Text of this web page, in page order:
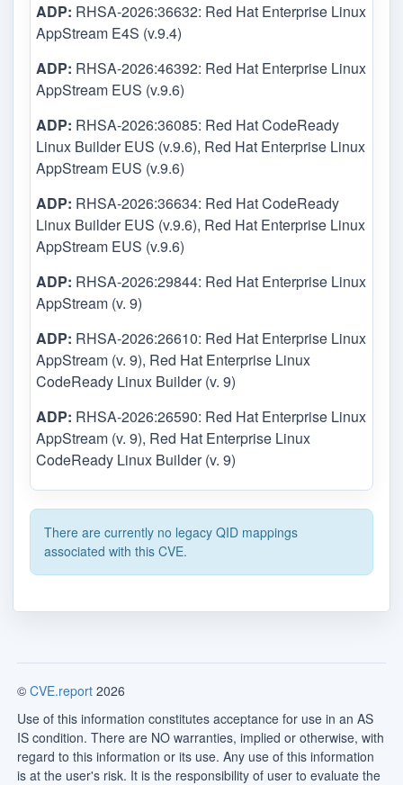
ADP: RHSA-2026:36632: Red Hat Enterprise Linux
AppStream E4S (v.9.4)
ADP: RHSA-2026:46392: Red Hat Enterprise Linux
AppStream EUS (v.9.6)
ADP: RHSA-2026:36085: Red Hat CodeReady
Linux Builder EUS (v.9.6), Red Hat Enterprise Linux
AppStream EUS (v.9.6)
ADP: RHSA-2026:36634: Red Hat CodeReady
Linux Builder EUS (v.9.6), Red Hat Enterprise Linux
AppStream EUS (v.9.6)
ADP: RHSA-2026:29844: Red Hat Enterprise Linux
AppStream (v. 9)
ADP: RHSA-2026:26610: Red Hat Enterprise Linux
AppStream (v. 9), Red Hat Enterprise Linux
CodeReady Linux Builder (v. 9)
ADP: RHSA-2026:26590: Red Hat Enterprise Linux
AppStream (v. 9), Red Hat Enterprise Linux
CodeReady Linux Builder (v. 9)
There are currently no legacy QID mappings
associated with this CVE.
© CVE.report 2026
Use of this information constitutes acceptance for use in an AS
IS condition. There are NO warranties, implied or otherwise, with
regard to this information or its use. Any use of this information
is at the user's risk. It is the responsibility of user to evaluate the